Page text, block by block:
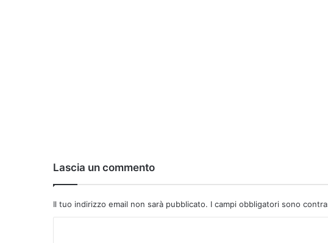
Lascia un commento
Il tuo indirizzo email non sarà pubblicato. I campi obbligatori sono